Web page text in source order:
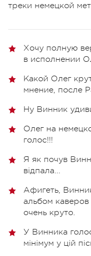
треки немецкой
Хочу полную
в исполнении
Какой Олег
мнение, после
Ну Винник
Олег на
голос!!!
Я як почув
відпала...
Афигеть,
альбом
очень круто.
У Винника
мінімум у цій